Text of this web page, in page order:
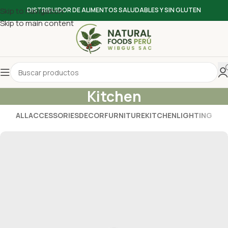
Skip to navigation
Skip to main content
DISTRIBUIDOR DE ALIMENTOS SALUDABLES Y SIN GLUTEN
Kitchen
ALLACCESSORIESDECORFURNITUREKITCHENLIGHTING